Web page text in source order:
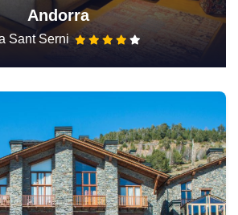
Andorra
Sant Serni